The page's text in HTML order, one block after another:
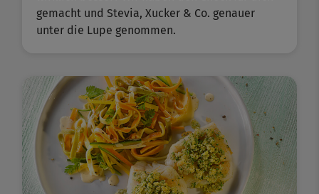
gemacht und Stevia, Xucker & Co. genauer
unter die Lupe genommen.